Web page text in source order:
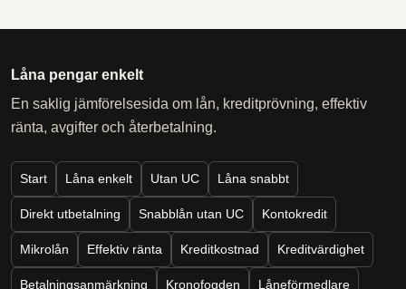
Låna pengar enkelt
En saklig jämförelsesida om lån, kreditprövning, effektiv
ränta, avgifter och återbetalning.
Start Låna enkelt Utan UC Låna snabbt
Direkt utbetalning Snabblån utan UC Kontokredit
Mikrolån Effektiv ränta Kreditkostnad Kreditvärdighet
Betalningsanmärkning Kronofogden Låneförmedlare